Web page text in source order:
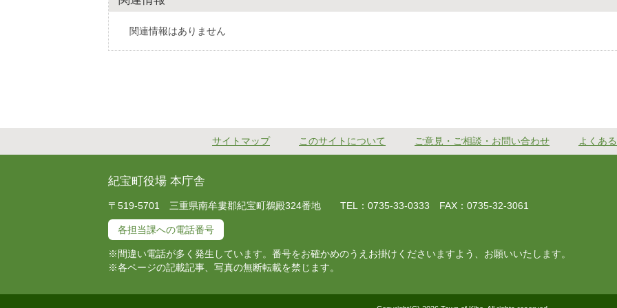
関連情報はありません
サイトマップ このサイトについて ご意見・ご相談・お問い合わせ よくあ
紀宝町役場 本庁舎
〒519-5701 三重県南牟婁郡紀宝町鵜殿324番地 TEL：0735-33-0333 FAX：0735-32-3061
各担当課への電話番号
※間違い電話が多く発生しています。番号をお確かめのうえお掛けくださいますよう、お願いいたします。
※各ページの記載記事、写真の無断転載を禁じます。